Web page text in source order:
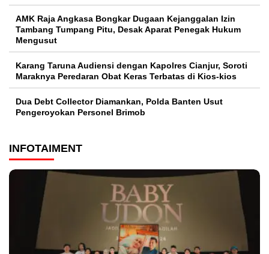
AMK Raja Angkasa Bongkar Dugaan Kejanggalan Izin
Tambang Tumpang Pitu, Desak Aparat Penegak Hukum
Mengusut
Karang Taruna Audiensi dengan Kapolres Cianjur, Soroti
Maraknya Peredaran Obat Keras Terbatas di Kios-kios
Dua Debt Collector Diamankan, Polda Banten Usut
Pengeroyokan Personel Brimob
INFOTAIMENT